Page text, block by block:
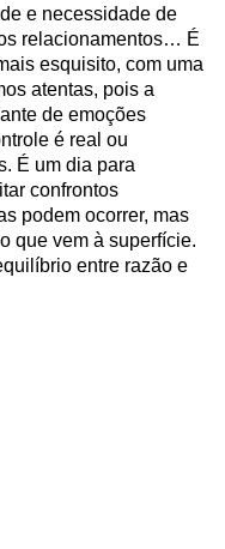
e necessidade de
relacionamentos… É
esquisito, com uma
atentas, pois a
de emoções
é real ou
É um dia para
confrontos
podem ocorrer, mas
que vem à superfície.
entre razão e